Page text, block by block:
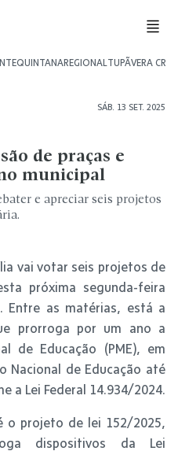
QUINTANAREGIONALTUPÃVERA CRUZ
SÁB. 13 SET. 2025
de praças e
municipal
e apreciar seis projetos
vai votar seis projetos de
próxima segunda-feira
Entre as matérias, está a
prorroga por um ano a
de Educação (PME), em
Nacional de Educação até
a Lei Federal 14.934/2024.
o projeto de lei 152/2025,
dispositivos da Lei